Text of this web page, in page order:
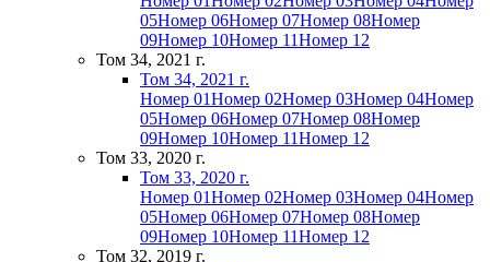
05Номер 06Номер 07Номер 08Номер
09Номер 10Номер 11Номер 12
Том 34, 2021 г.
Том 34, 2021 г.
Номер 01Номер 02Номер 03Номер 04Номер
05Номер 06Номер 07Номер 08Номер
09Номер 10Номер 11Номер 12
Том 33, 2020 г.
Том 33, 2020 г.
Номер 01Номер 02Номер 03Номер 04Номер
05Номер 06Номер 07Номер 08Номер
09Номер 10Номер 11Номер 12
Том 32, 2019 г.